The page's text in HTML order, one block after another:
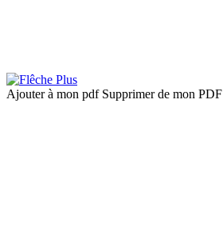
Ajouter à mon pdf Supprimer de mon PDF